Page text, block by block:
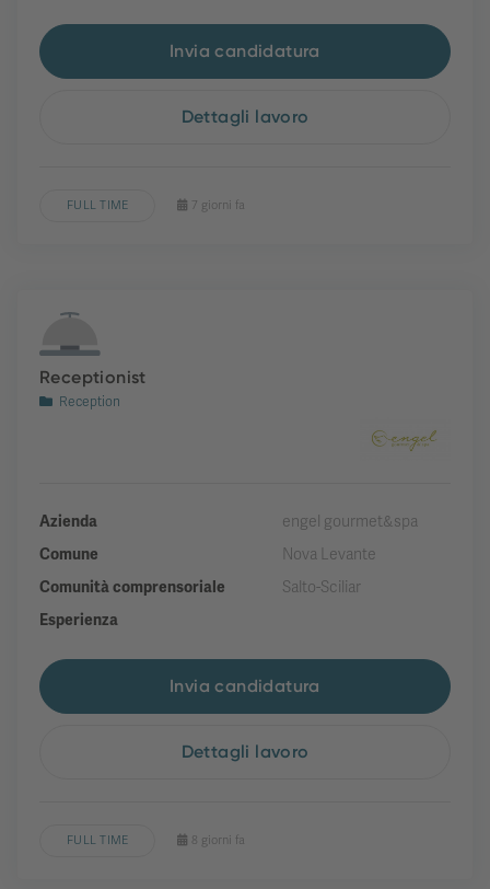
Invia candidatura
Dettagli lavoro
FULL TIME 7 giorni fa
Receptionist
Reception
Azienda
engel gourmet&spa
Comune
Nova Levante
Comunità comprensoriale
Salto-Sciliar
Esperienza
Invia candidatura
Dettagli lavoro
FULL TIME 8 giorni fa